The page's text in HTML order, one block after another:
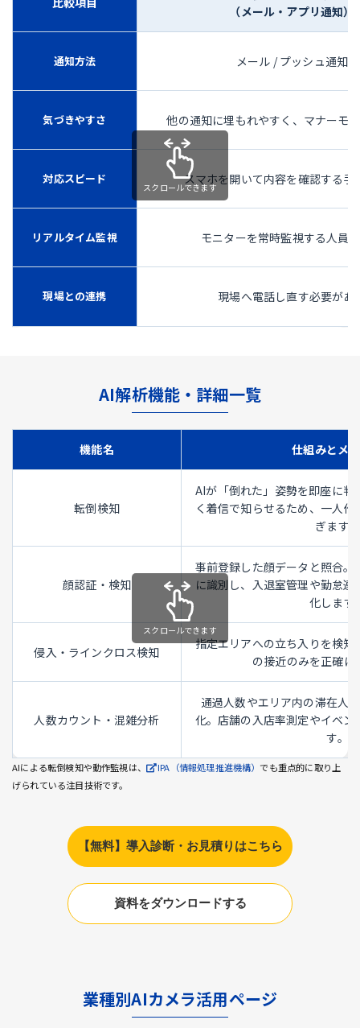
（メール・アプリ通知）
通知方法 メール / プッシュ通知
気づきやすさ 他の通知に埋もれやすく、マナーモ
対応スピード スマホを開いて内容を確認する手
リアルタイム監視 モニターを常時監視する人員
現場との連携 現場へ電話し直す必要があ
AI解析機能・詳細一覧
機能名 仕組みとメ
転倒検知
AIが「倒れた」姿勢を即座に判
く着信で知らせるため、一人
ぎます。
顔認証・検知
事前登録した顔データと照合
に識別し、入退室管理や勤怠
化します
侵入・ラインクロス検知
指定エリアへの立ち入りを検
の接近のみを正確に
人数カウント・混雑分析
通過人数やエリア内の滞在人
化。店舗の入店率測定やイベ
す。
AIによる転倒検知や動作監視は、 IPA（情報処理推進機構） でも重点的に取り上
げられている注目技術です。
【無料】導入診断・お見積りはこちら
資料をダウンロードする
業種別AIカメラ活用ページ